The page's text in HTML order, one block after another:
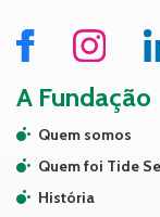
A Fundação
Quem somos
Quem foi Tide
História